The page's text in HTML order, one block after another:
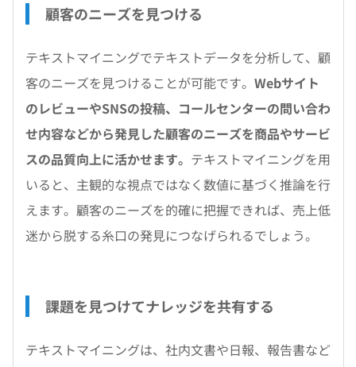
顧客のニーズを見つける
テキストマイニングでテキストデータを分析して、顧
客のニーズを見つけることが可能です。 Webサイト
のレビューやSNSの投稿、コールセンターの問い合わ
せ内容などから発見した顧客のニーズを商品やサービ
スの品質向上に活かせます。 テキストマイニングを用
いると、主観的な視点ではなく数値に基づく推論を行
えます。顧客のニーズを的確に把握できれば、売上低
迷から脱する糸口の発見につなげられるでしょう。
課題を見つけてナレッジを共有する
テキストマイニングは、社内文書や日報、報告書など